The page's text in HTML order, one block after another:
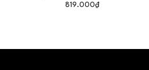
819.000₫